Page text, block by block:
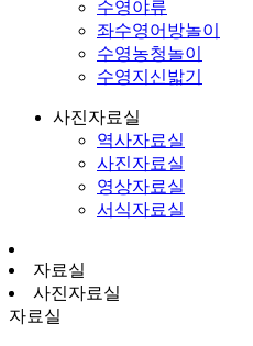
수영야류
좌수영어방놀이
수영농청놀이
수영지신밟기
사진자료실
역사자료실
사진자료실
영상자료실
서식자료실
자료실
사진자료실
자료실